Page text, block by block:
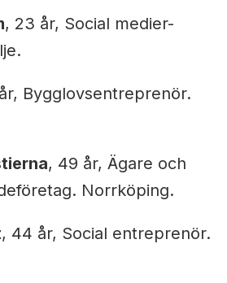
, 23 år, Social medier-
Bygglovsentreprenör.
, 49 år, Ägare och
Norrköping.
, 44 år, Social entreprenör.